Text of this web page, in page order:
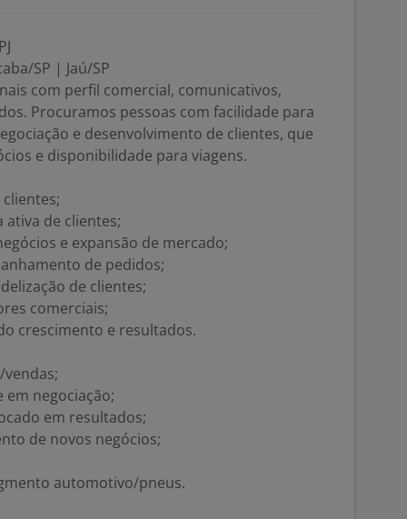
SP | Jaú/SP
com perfil comercial, comunicativos,
Procuramos pessoas com facilidade para
e desenvolvimento de clientes, que
e disponibilidade para viagens.
ativa de clientes;
e expansão de mercado;
de pedidos;
de clientes;
comerciais;
crescimento e resultados.
vendas;
em negociação;
em resultados;
de novos negócios;
automotivo/pneus.